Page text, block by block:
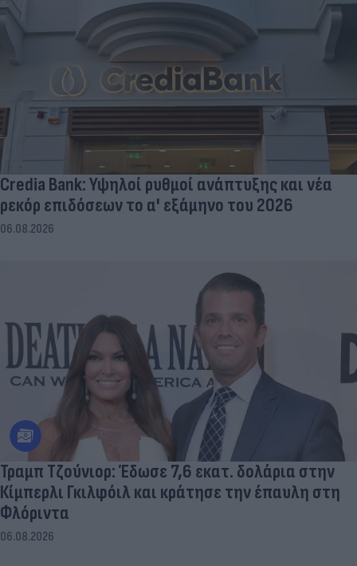
Credia Bank: Υψηλοί ρυθμοί ανάπτυξης και νέα
ρεκόρ επιδόσεων το α' εξάμηνο του 2026
06.08.2026
Τραμπ Τζούνιορ: Έδωσε 7,6 εκατ. δολάρια στην
Κίμπερλι Γκιλφόιλ και κράτησε την έπαυλη στη
Φλόριντα
06.08.2026